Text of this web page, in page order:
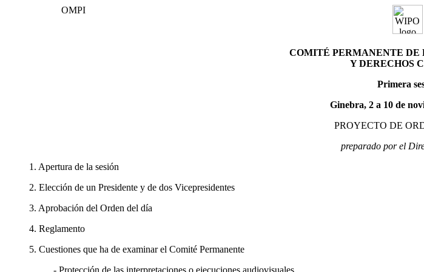
OMPI
COMITÉ PERMANENTE DE
Y DERECHOS
Primera
Ginebra, 2 a 10 de
PROYECTO DE
preparado por el
1. Apertura de la sesión
2. Elección de un Presidente y de dos Vicepresidentes
3. Aprobación del Orden del día
4. Reglamento
5. Cuestiones que ha de examinar el Comité Permanente
- Protección de las interpretaciones o ejecuciones audiovisuales